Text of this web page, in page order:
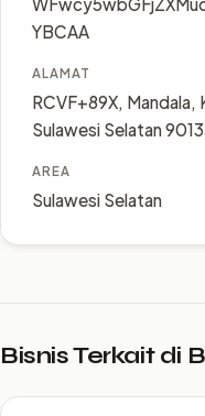
YBCAA
ALAMAT
RCVF+89X, Mandala,
Sulawesi Selatan
AREA
Sulawesi Selatan
Bisnis Terkait di